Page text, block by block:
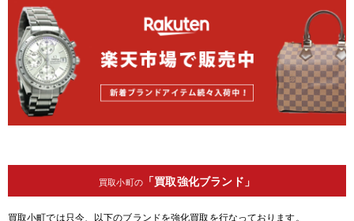
買取小町の「買取強化ブランド」
買取小町では只今、以下のブランドを強化買取を行なっております。